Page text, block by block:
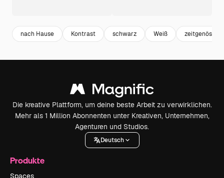
nach Hause Kontrast schwarz Weiß
Die kreative Plattform, um deine beste Arbeit zu verwirklichen.
Mehr als 1 Million Abonnenten unter Kreativen, Unternehmen,
Agenturen und Studios.
Deutsch
Produkte
Spaces